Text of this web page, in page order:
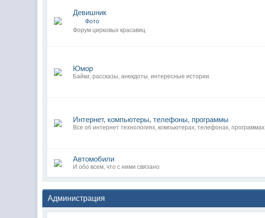
Девишник
Фото
Форум цирковых красавиц
Юмор
Байки, рассказы, анекдоты, интересные истории.
Интернет, компьютеры, телефоны, программы
Все об интернет технологиях, компьютерах, телефонах, программах
Автомобили
И обо всем, что с ними связано
Администрация